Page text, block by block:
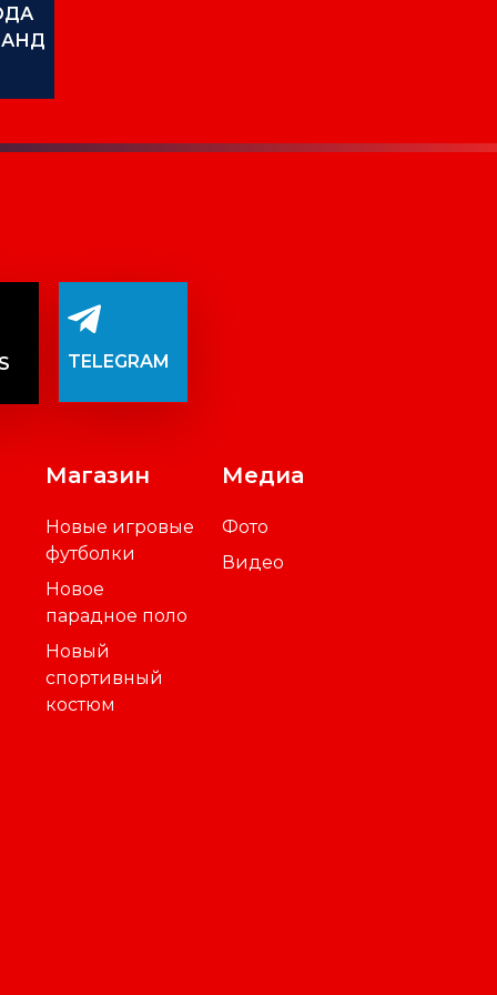
TELEGRAM
Магазин
Новые игровые
футболки
Новое
парадное поло
Новый
спортивный
костюм
Медиа
Фото
Видео